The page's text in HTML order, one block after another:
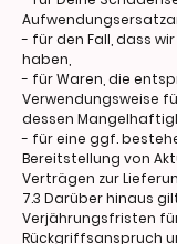
- für den Fall, dass
haben,
- für Waren, die
Verwendungsweise
dessen
- für eine ggf.
Bereitstellung von
Verträgen zur
7.3 Darüber hinaus
Verjährungsfristen
Rückgriffsanspruch